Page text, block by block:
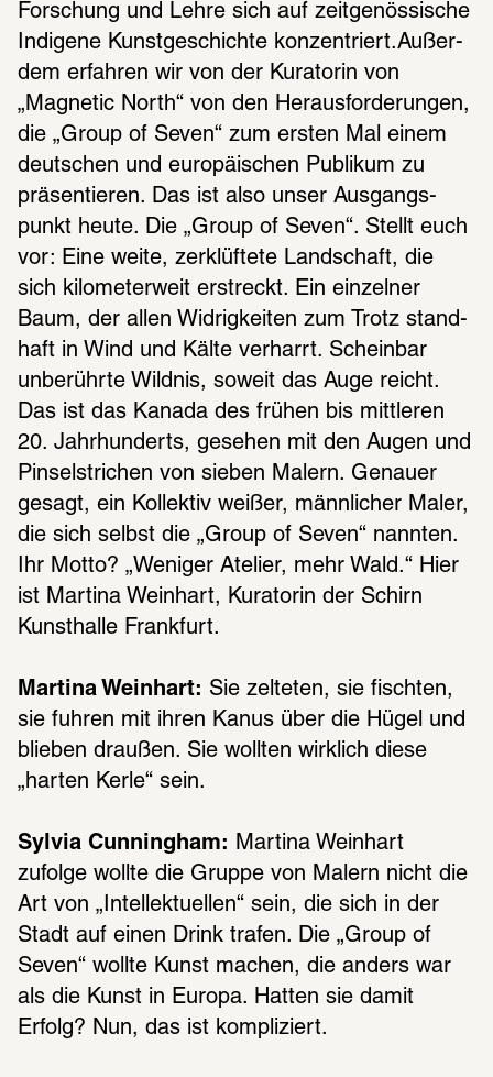
Forschung und Lehre sich auf zeit­ge­nös­si­sche
Indi­gene Kunst­ge­schichte konzen­triert.Außer­
dem erfah­ren wir von der Kura­to­rin von
„Magne­tic North“ von den Heraus­for­de­run­gen,
die „Group of Seven“ zum ersten Mal einem
deut­schen und euro­päi­schen Publi­kum zu
präsen­tie­ren. Das ist also unser Ausgangs­
punkt heute. Die „Group of Seven“. Stellt euch
vor: Eine weite, zerklüf­tete Land­schaft, die
sich kilo­me­ter­weit erstreckt. Ein einzel­ner
Baum, der allen Widrig­kei­ten zum Trotz stand­
haft in Wind und Kälte verharrt. Schein­bar
unbe­rührte Wild­nis, soweit das Auge reicht.
Das ist das Kanada des frühen bis mitt­le­ren
20. Jahr­hun­derts, gese­hen mit den Augen und
Pinsel­stri­chen von sieben Malern. Genauer
gesagt, ein Kollek­tiv weißer, männ­li­cher Maler,
die sich selbst die „Group of Seven“ nann­ten.
Ihr Motto? „Weni­ger Atelier, mehr Wald.“ Hier
ist Martina Wein­hart, Kura­to­rin der Schirn
Kunst­halle Frank­furt.
Martina Weinhart: Sie zelte­ten, sie fisch­ten,
sie fuhren mit ihren Kanus über die Hügel und
blie­ben drau­ßen. Sie woll­ten wirk­lich diese
„harten Kerle“ sein.
Sylvia Cunningham:
Martina Wein­hart
zufolge wollte die Gruppe von Malern nicht die
Art von „Intel­lek­tu­el­len“ sein, die sich in der
Stadt auf einen Drink trafen. Die „Group of
Seven“ wollte Kunst machen, die anders war
als die Kunst in Europa. Hatten sie damit
Erfolg? Nun, das ist kompli­ziert.